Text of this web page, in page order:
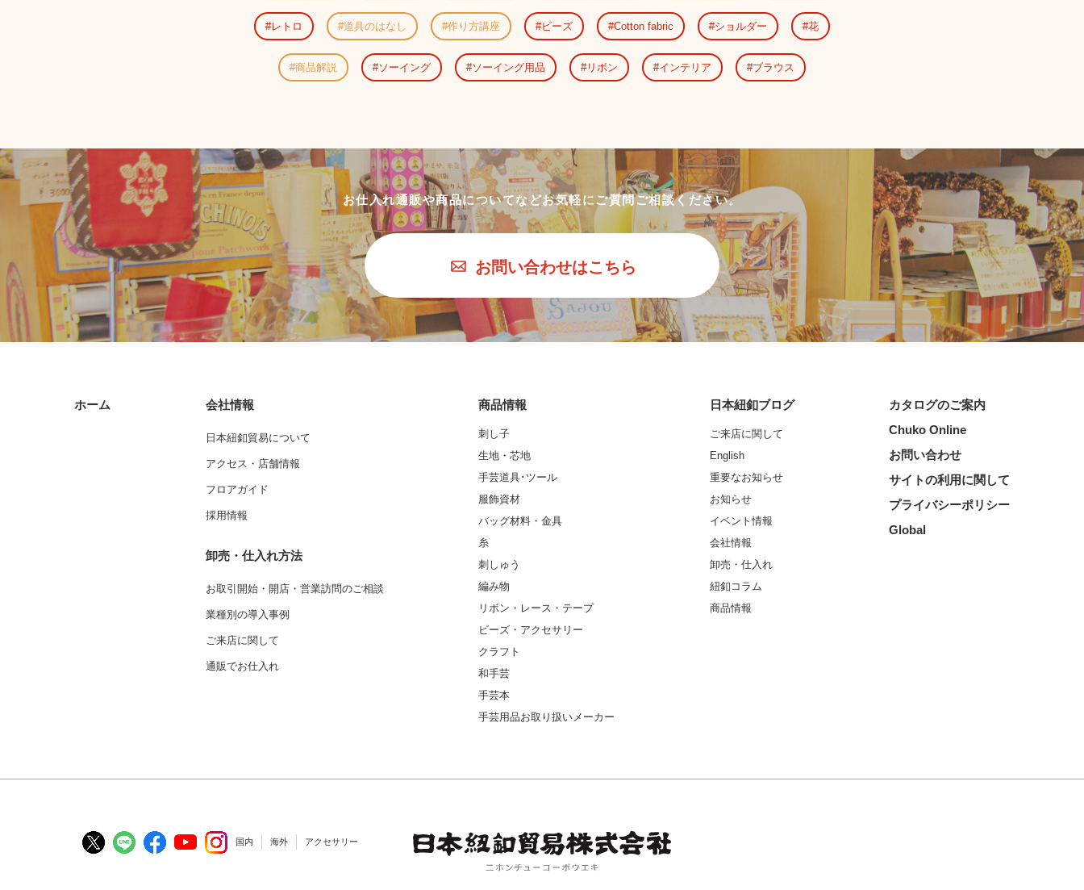
レトロ 道具のはなし 作り方講座 ビーズ Cotton fabric ショルダー 花
商品解説 ソーイング ソーイング用品 リボン インテリア ブラウス
お仕入れ通販や商品についてなどお気軽にご質問ご相談ください。
お問い合わせはこちら
ホーム 会社情報
日本紐釦貿易について
アクセス・店舗情報
フロアガイド
採用情報
卸売・仕入れ方法
お取引開始・開店・営業訪問のご相談
業種別の導入事例
ご来店に関して
通販でお仕入れ
商品情報
刺し子
生地・芯地
手芸道具･ツール
服飾資材
バッグ材料・金具
糸
刺しゅう
編み物
リボン・レース・テープ
ビーズ・アクセサリー
クラフト
和手芸
手芸本
手芸用品お取り扱いメーカー
日本紐釦ブログ
ご来店に関して
English
重要なお知らせ
お知らせ
イベント情報
会社情報
卸売・仕入れ
紐釦コラム
商品情報
カタログのご案内
Chuko Online
お問い合わせ
サイトの利用に関して
プライバシーポリシー
Global
国内 海外 アクセサリー